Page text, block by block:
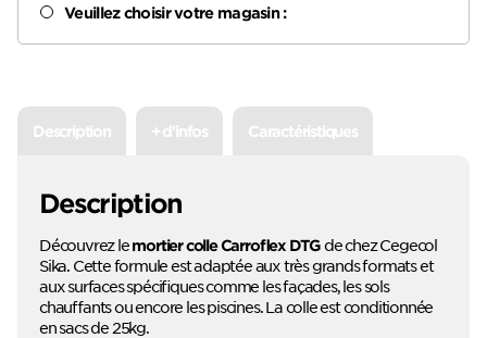
Veuillez choisir votre magasin :
Description + d'infos Caractéristiques
Description
Découvrez lemortier colle Carroflex DTGde chez Cegecol
Sika. Cette formule est adaptée aux très grands formats et
aux surfaces spécifiques comme les façades, les sols
chauffants ou encore les piscines. La colle est conditionnée
en sacs de 25kg.